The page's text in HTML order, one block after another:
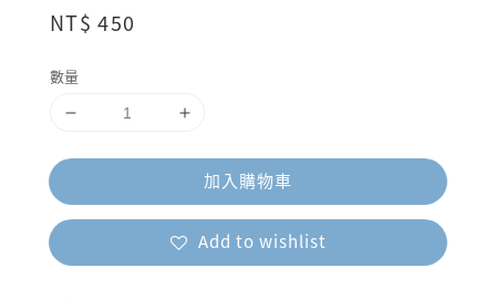
Regular
NT$ 450
數量
加入購物車
Add to wishlist